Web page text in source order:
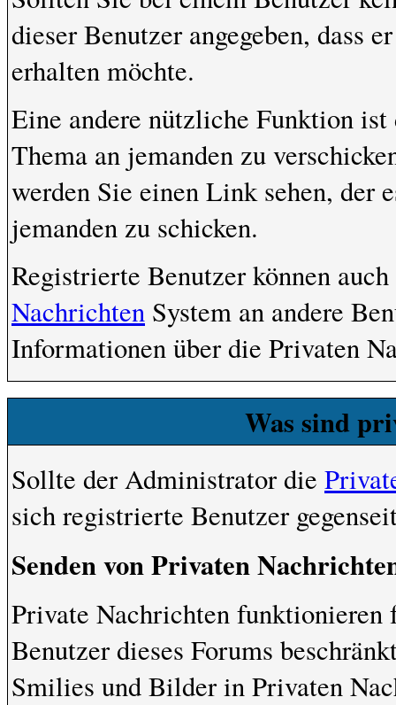
dieser Benutzer angegeben, dass
erhalten möchte.
Eine andere nützliche Funktion
Thema an jemanden zu
werden Sie einen Link sehen, der
jemanden zu schicken.
Registrierte Benutzer können
Nachrichten System an andere
Informationen über die Privaten
Was sind
Sollte der Administrator die
sich registrierte Benutzer
Senden von Privaten
Private Nachrichten funktionieren
Benutzer dieses Forums
Smilies und Bilder in Privaten